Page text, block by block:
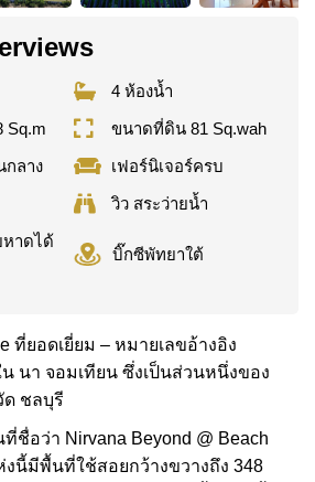
4 ห้องน้ำ
Sq.m
ขนาดที่ดิน 81 Sq.wah
กลาง
เฟอร์นิเจอร์ครบ
วิว สระว่ายน้ำ
หาดได้
บิ๊กซีพัทยาใต้
ที่ยอดเยี่ยม – หมายเลขอ้างอิง
น นา จอมเทียน ซึ่งเป็นส่วนหนึ่งของ
ด ชลบุรี
ชื่อว่า Nirvana Beyond @ Beach
งนี้มีพื้นที่ใช้สอยกว้างขวางถึง 348